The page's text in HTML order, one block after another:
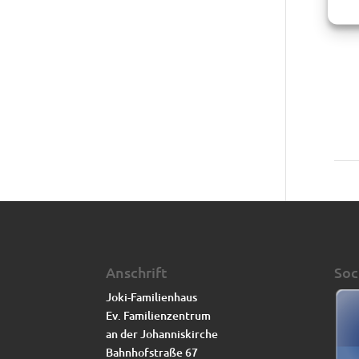
ein
Anschrift
Joki-Familienhaus
Ev. Familienzentrum
an der Johanniskirche
Bahnhofstraße 67